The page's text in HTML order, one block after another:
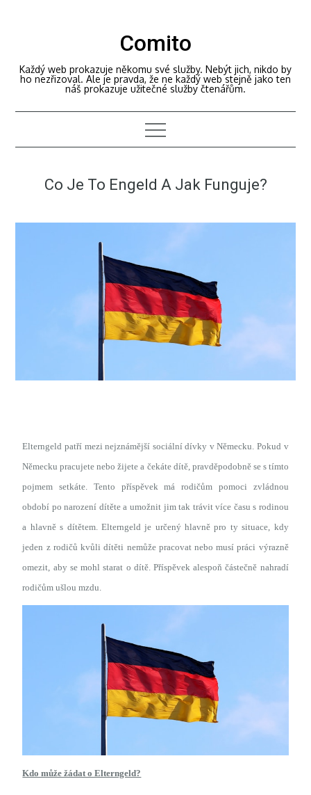
Comito
Každý web prokazuje někomu své služby. Nebýt jich, nikdo by
ho nezřizoval. Ale je pravda, že ne každý web stejně jako ten
náš prokazuje užitečné služby čtenářům.
Co Je To Engeld A Jak Funguje?
Elterngeld patří mezi nejznámější sociální dívky v Německu. Pokud v
Německu pracujete nebo žijete a čekáte dítě, pravděpodobně se s tímto
pojmem setkáte. Tento příspěvek má rodičům pomoci zvládnou
období po narození dítěte a umožnit jim tak trávit více času s rodinou
a hlavně s dítětem. Elterngeld je určený hlavně pro ty situace, kdy
jeden z rodičů kvůli dítěti nemůže pracovat nebo musí práci výrazně
omezit, aby se mohl starat o dítě. Příspěvek alespoň částečně nahradí
rodičům ušlou mzdu.
Kdo může žádat o Elterngeld?